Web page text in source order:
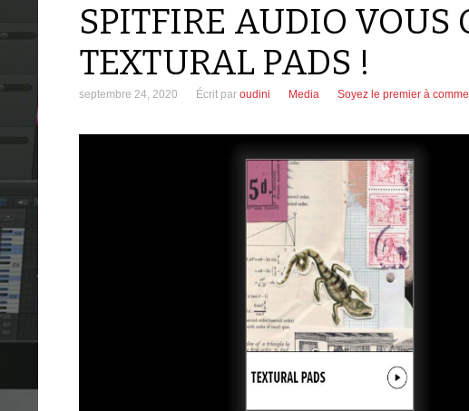
SPITFIRE AUDIO VOUS
TEXTURAL PADS !
septembre 24, 2020 Écrit par oudini Media Soyez le premier à